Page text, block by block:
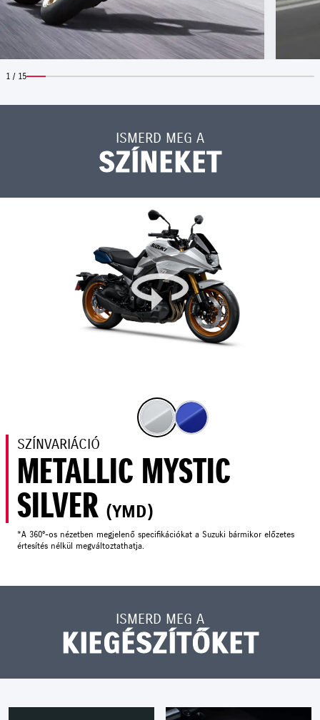
1 / 15
ISMERD MEG A
SZÍNEKET
SZÍNVARIÁCIÓ
METALLIC MYSTIC
SILVER (YMD)
*A 360°-os nézetben megjelenő specifikációkat a Suzuki bármikor előzetes
értesítés nélkül megváltoztathatja.
ISMERD MEG A
KIEGÉSZÍTŐKET